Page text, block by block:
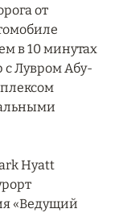
1
от
в 10 минутах
с Лувром Абу-
Hyatt
«Ведущий